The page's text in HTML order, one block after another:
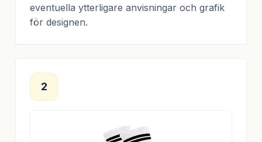
eventuella ytterligare anvisningar och grafik
för designen.
2